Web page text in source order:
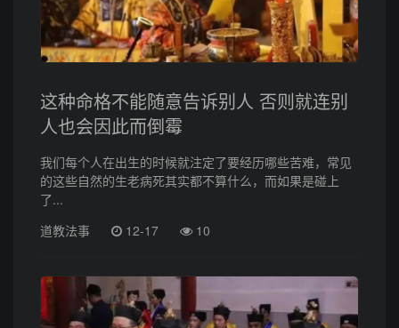
这种命格不能随意告诉别人 否则就连别
人也会因此而倒霉
我们每个人在出生的时候就注定了要经历哪些苦难，常见
的这些自然的生老病死其实都不算什么，而如果是碰上
了...
道教法事
12-17 10